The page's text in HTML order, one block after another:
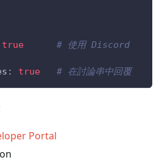
true
# 使用 Discord
: true # 在討論串中回覆
Portal